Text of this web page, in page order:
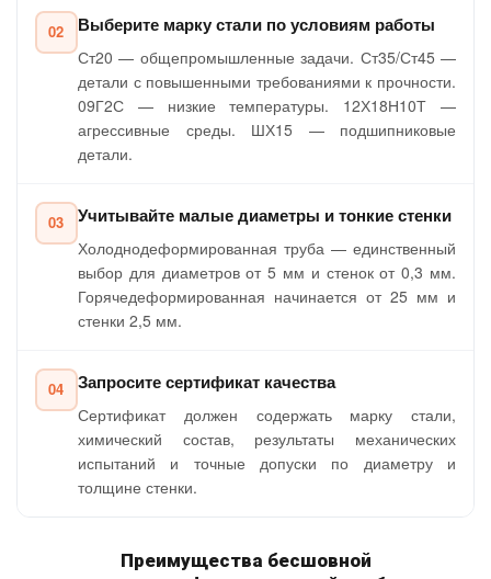
02 Выберите марку стали по условиям работы
Ст20 — общепромышленные задачи. Ст35/Ст45 —
детали с повышенными требованиями к прочности.
09Г2С — низкие температуры. 12Х18Н10Т —
агрессивные среды. ШХ15 — подшипниковые
детали.
03 Учитывайте малые диаметры и тонкие стенки
Холоднодеформированная труба — единственный
выбор для диаметров от 5 мм и стенок от 0,3 мм.
Горячедеформированная начинается от 25 мм и
стенки 2,5 мм.
04 Запросите сертификат качества
Сертификат должен содержать марку стали,
химический состав, результаты механических
испытаний и точные допуски по диаметру и
толщине стенки.
Преимущества бесшовной